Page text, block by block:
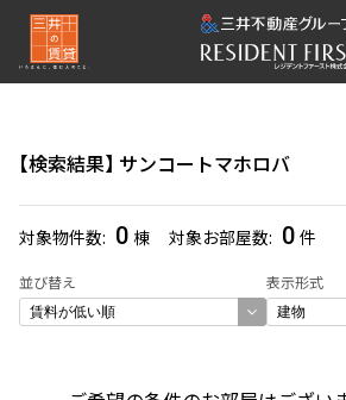
検索結果 サンコートマホロバ
対象物件数 0 棟 対象お部屋数 0 件
並び替え 表示形式
再検索ナビゲーション
賃料
〜
管理費/共益費含む
礼金なし
敷金なし